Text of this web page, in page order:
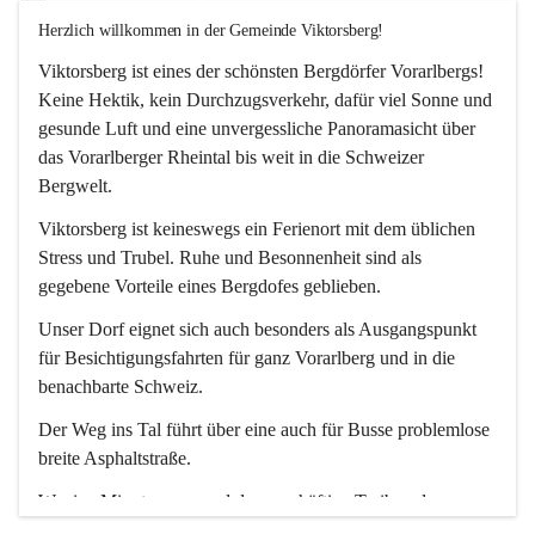
Herzlich willkommen in der Gemeinde Viktorsberg!
Viktorsberg ist eines der schönsten Bergdörfer Vorarlbergs!
Keine Hektik, kein Durchzugsverkehr, dafür viel Sonne und
gesunde Luft und eine unvergessliche Panoramasicht über
das Vorarlberger Rheintal bis weit in die Schweizer
Bergwelt.
Viktorsberg ist keineswegs ein Ferienort mit dem üblichen
Stress und Trubel. Ruhe und Besonnenheit sind als
gegebene Vorteile eines Bergdofes geblieben.
Unser Dorf eignet sich auch besonders als Ausgangspunkt
für Besichtigungsfahrten für ganz Vorarlberg und in die
benachbarte Schweiz.
Der Weg ins Tal führt über eine auch für Busse problemlose
breite Asphaltstraße.
Wenige Minuten nur, und das geschäftige Treiben der